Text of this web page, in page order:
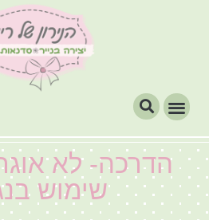
הדרכה- לא
שימוש